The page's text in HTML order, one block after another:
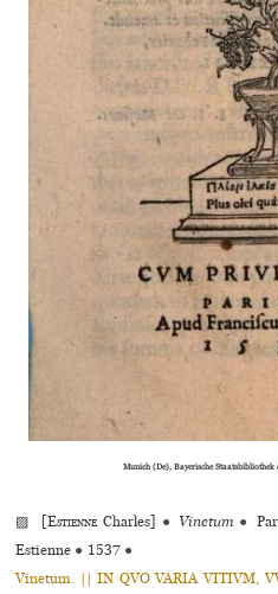
Munich (De), Bayerische
▨ [Estienne Charles] ● Vinetum ●
Estienne ● 1537 ●
Vinetum. || IN QVO VARIA VITIVM,